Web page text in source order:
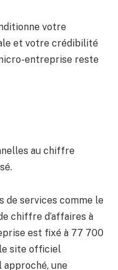
votre
et votre crédibilité
entreprise reste
au chiffre
de services comme le
chiffre d’affaires à
est fixé à 77 700
site officiel
approché, une